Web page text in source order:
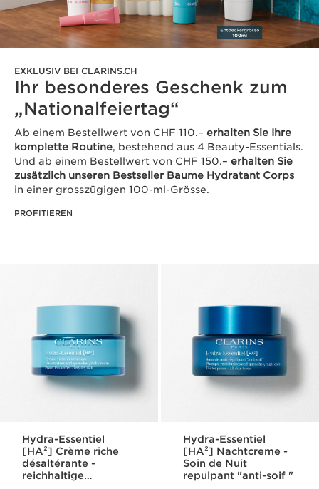
EXKLUSIV BEI CLARINS.CH
Ihr besonderes Geschenk zum
„Nationalfeiertag“
Ab einem Bestellwert von CHF 110.– erhalten Sie Ihre
komplette Routine, bestehend aus 4 Beauty-Essentials.
Und ab einem Bestellwert von CHF 150.– erhalten Sie
zusätzlich unseren Bestseller Baume Hydratant Corps
in einer grosszügigen 100-ml-Grösse.
PROFITIEREN
Hydra-Essentiel
[HA²] Crème riche
désaltérante -
reichhaltige
Hydra-Essentiel
[HA²] Nachtcreme -
Soin de Nuit
repulpant "anti-soif "